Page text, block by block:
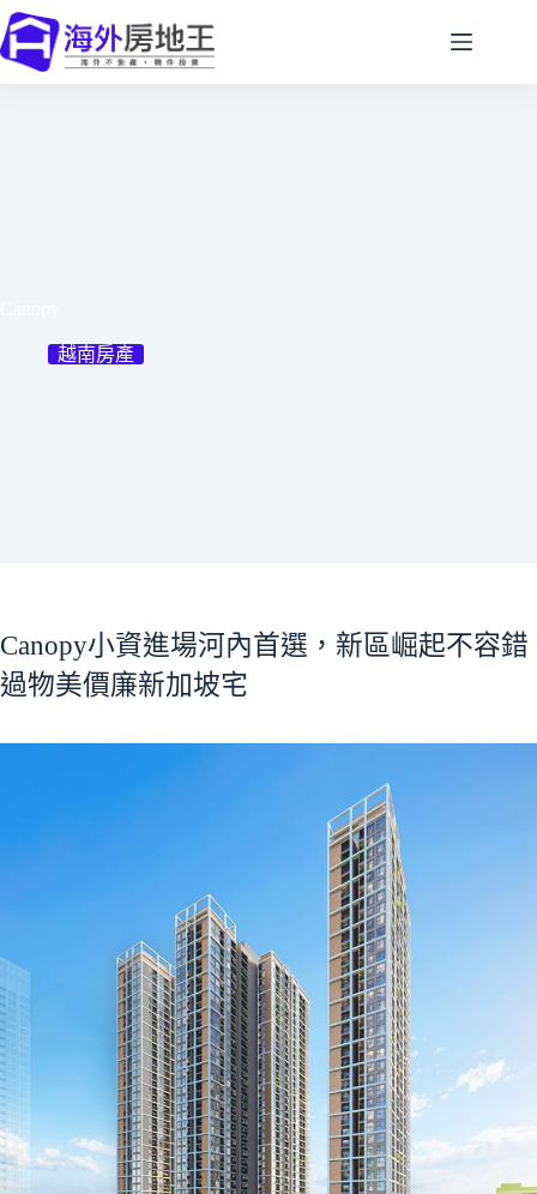
跳
至
越南房產
Canopy小資進場河內首選，新區崛起不容錯
過物美價廉新加坡宅